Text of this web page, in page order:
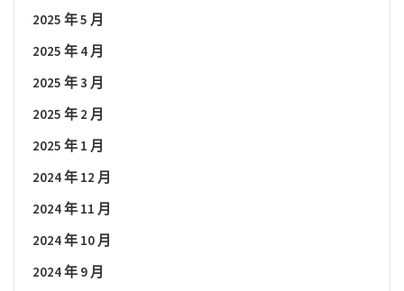
2025 年 5 月
2025 年 4 月
2025 年 3 月
2025 年 2 月
2025 年 1 月
2024 年 12 月
2024 年 11 月
2024 年 10 月
2024 年 9 月